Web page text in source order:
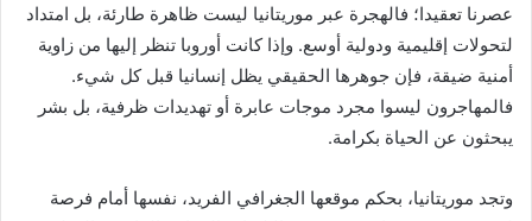
عصرنا تعقيدا؛ فالهجرة عبر موريتانيا ليست ظاهرة طارئة، بل امتداد
لتحولات إقليمية ودولية أوسع. وإذا كانت أوروبا تنظر إليها من زاوية
أمنية ضيقة، فإن جوهرها الحقيقي يظل إنسانيا قبل كل شيء.
فالمهاجرون ليسوا مجرد موجات عابرة أو تهديدات ظرفية، بل بشر
يبحثون عن الحياة بكرامة.
وتجد موريتانيا، بحكم موقعها الجغرافي الفريد، نفسها أمام فرصة